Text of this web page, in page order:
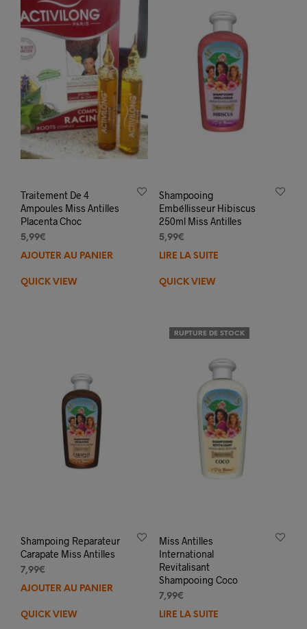
Traitement De 4
Ampoules Miss Antilles
Placenta Choc
5,99€
AJOUTER AU PANIER
QUICK VIEW
Shampooing
Embéllisseur Hibiscus
250ml Miss Antilles
5,99€
LIRE LA SUITE
QUICK VIEW
Shampoing Reparateur
Carapate Miss Antilles
7,99€
AJOUTER AU PANIER
QUICK VIEW
RUPTURE DE STOCK
Miss Antilles
International
Revitalisant
Shampooing Coco
7,99€
LIRE LA SUITE